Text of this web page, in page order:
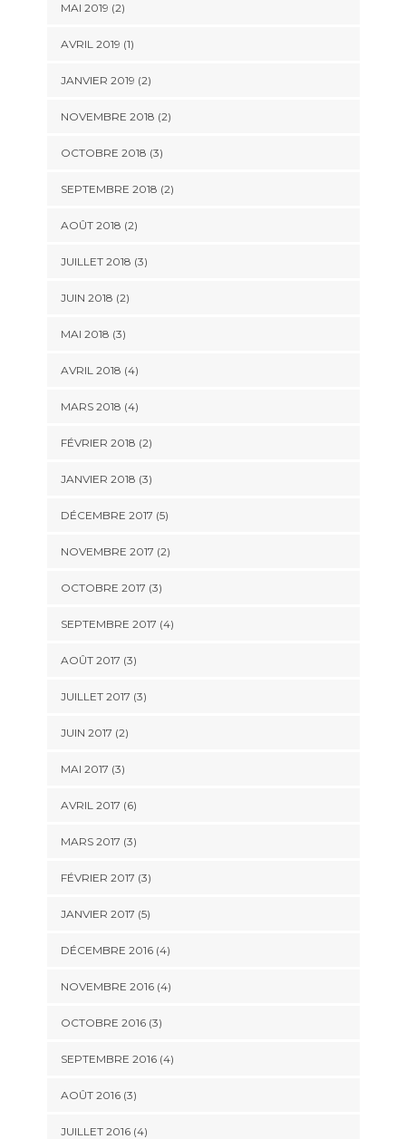
MAI 2019 (2)
AVRIL 2019 (1)
JANVIER 2019 (2)
NOVEMBRE 2018 (2)
OCTOBRE 2018 (3)
SEPTEMBRE 2018 (2)
AOÛT 2018 (2)
JUILLET 2018 (3)
JUIN 2018 (2)
MAI 2018 (3)
AVRIL 2018 (4)
MARS 2018 (4)
FÉVRIER 2018 (2)
JANVIER 2018 (3)
DÉCEMBRE 2017 (5)
NOVEMBRE 2017 (2)
OCTOBRE 2017 (3)
SEPTEMBRE 2017 (4)
AOÛT 2017 (3)
JUILLET 2017 (3)
JUIN 2017 (2)
MAI 2017 (3)
AVRIL 2017 (6)
MARS 2017 (3)
FÉVRIER 2017 (3)
JANVIER 2017 (5)
DÉCEMBRE 2016(4)
NOVEMBRE 2016(4)
OCTOBRE 2016(3)
SEPTEMBRE 2016(4)
AOÛT 2016(3)
JUILLET 2016(4)